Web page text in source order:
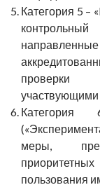
Категория 5 –
проверки
меры,
пользования